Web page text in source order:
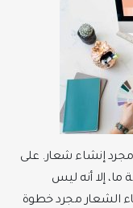
مجرد إنشاء شعار. على
ما، إلا أنه ليس
الشعار مجرد خطوة